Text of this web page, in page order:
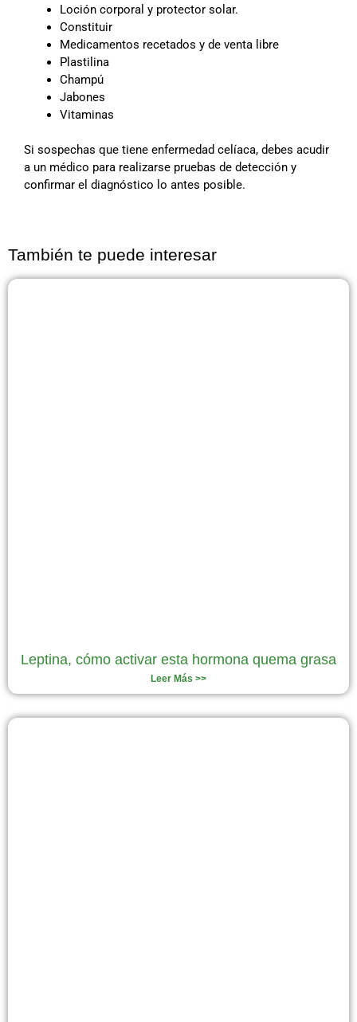
Loción corporal y protector solar.
Constituir
Medicamentos recetados y de venta libre
Plastilina
Champú
Jabones
Vitaminas
Si sospechas que tiene enfermedad celíaca, debes acudir
a un médico para realizarse pruebas de detección y
confirmar el diagnóstico lo antes posible.
También te puede interesar
Leptina, cómo activar esta hormona quema grasa
Leer Más >>